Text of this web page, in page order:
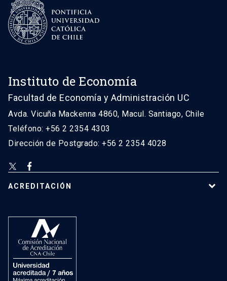
Instituto de Economía
Facultad de Economía y Administración UC
Avda. Vicuña Mackenna 4860, Macul. Santiago, Chile
Teléfono: +56 2 2354 4303
Dirección de Postgrado: +56 2 2354 4028
ACREDITACIÓN